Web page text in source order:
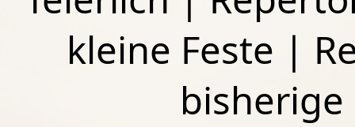
kleine Feste |